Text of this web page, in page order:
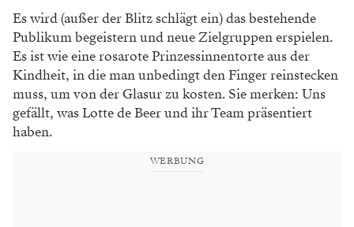
Es wird (außer der Blitz schlägt ein) das bestehende
Publikum begeistern und neue Ziel­gruppen erspielen.
Es ist wie eine rosarote Prinzessinnentorte aus der
Kindheit, in die man unbedingt den Finger reinstecken
muss, um von der Glasur zu kosten. Sie merken: Uns
gefällt, was Lotte de Beer und ihr Team präsentiert
haben.
WERBUNG